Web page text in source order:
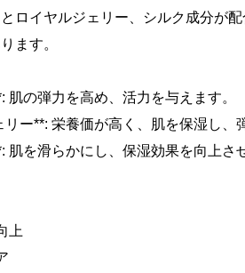
とロイヤルジェリー、シルク成分が
ます。
肌の弾力を高め、活力を与えます。
ー**: 栄養価が高く、肌を保湿し、
肌を滑らかにし、保湿効果を向上さ
上